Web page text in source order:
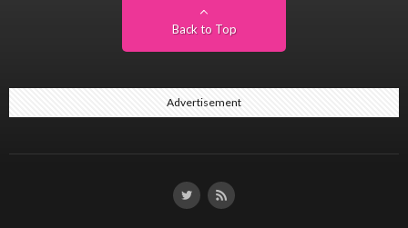
Back to Top
Advertisement